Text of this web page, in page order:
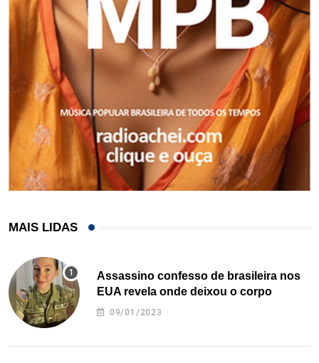
MAIS LIDAS
Assassino confesso de brasileira nos
EUA revela onde deixou o corpo
09/01/2023